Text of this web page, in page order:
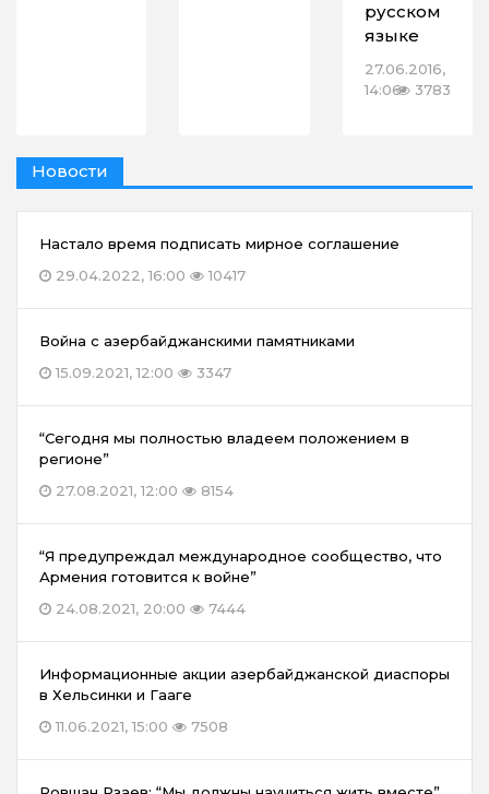
русском
языке
27.06.2016,
14:06 3783
Новости
Настало время подписать мирное соглашение
29.04.2022, 16:00
10417
Война с азербайджанскими памятниками
15.09.2021, 12:00
3347
“Сегодня мы полностью владеем положением в
регионе”
27.08.2021, 12:00
8154
“Я предупреждал международное сообщество, что
Армения готовится к войне”
24.08.2021, 20:00
7444
Информационные акции азербайджанской диаспоры
в Хельсинки и Гааге
11.06.2021, 15:00
7508